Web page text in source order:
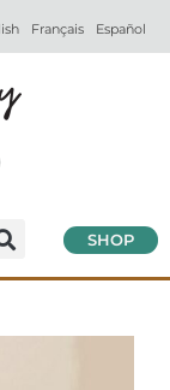
Français Español
SHOP